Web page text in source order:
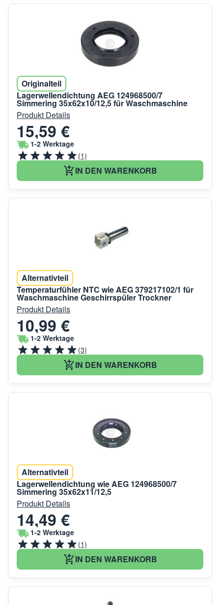
Originalteil
Lagerwellendichtung AEG 124968500/7
Simmering 35x62x10/12,5 für Waschmaschine
Produkt Details
15,59 €
1-2 Werktage
(1)
IN DEN WARENKORB
Alternativteil
Temperaturfühler NTC wie AEG 379217102/1 für
Waschmaschine Geschirrspüler Trockner
Produkt Details
10,99 €
1-2 Werktage
(3)
IN DEN WARENKORB
Alternativteil
Lagerwellendichtung wie AEG 124968500/7
Simmering 35x62x11/12,5
Produkt Details
14,49 €
1-2 Werktage
(1)
IN DEN WARENKORB